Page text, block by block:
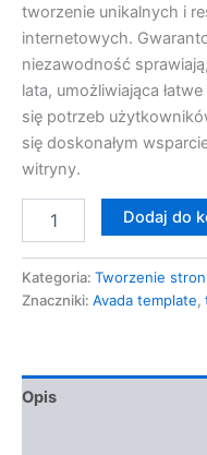
tworzenie unikalnych i
internetowych.
niezawodność
lata, umożliwiająca
się potrzeb
się doskonałym
witryny.
Dodaj do
Kategoria: Tworzenie
Znaczniki: Avada template,
Opis